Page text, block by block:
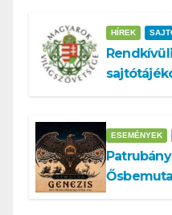
HÍREK
támadás
ESEMÉNYEK